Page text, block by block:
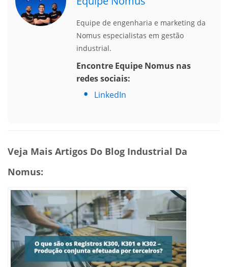
Equipe de engenharia e marketing da
Nomus especialistas em gestão
industrial.
Encontre Equipe Nomus nas
redes sociais:
LinkedIn
Veja Mais Artigos Do Blog Industrial Da
Nomus: